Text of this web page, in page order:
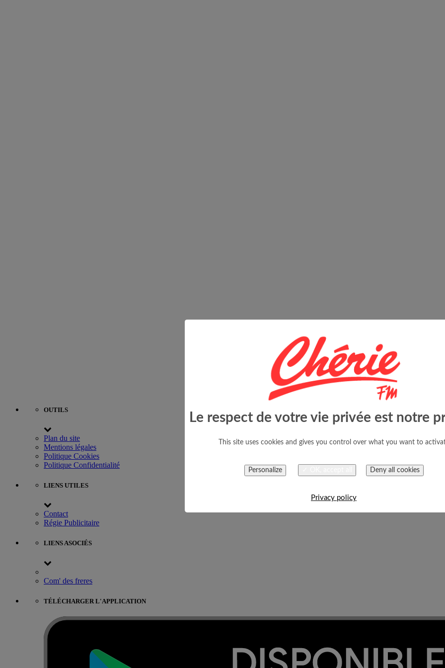
OUTILS
Plan du site
Mentions légales
Politique Cookies
Politique Confidentialité
LIENS UTILES
Contact
Régie Publicitaire
LIENS ASOCIÉS
Com' des freres
TÉLÉCHARGER L'APPLICATION
Le respect de votre vie privée est notre
This site uses cookies and gives you control over what you want to
Personalize Deny all cookies
Privacy policy